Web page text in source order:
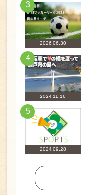
3
2026.06.30
4
2024.11.16
5
2024.09.28